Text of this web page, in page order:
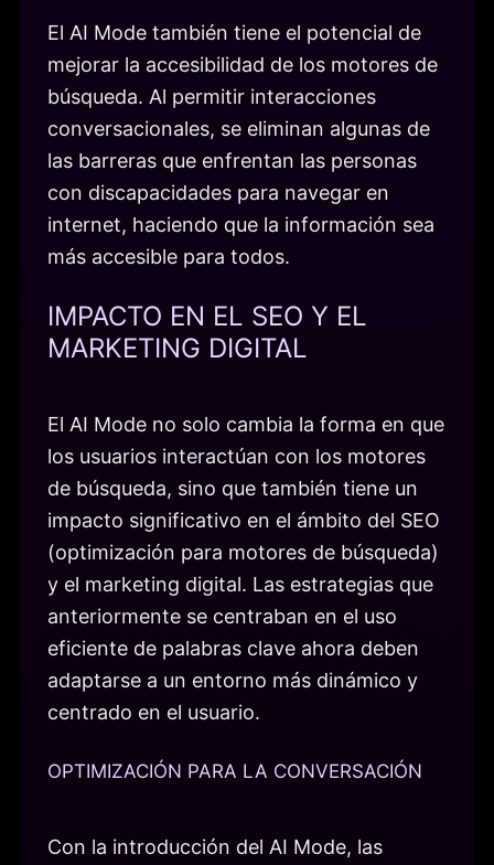
El AI Mode también tiene el potencial de
mejorar la accesibilidad de los motores de
búsqueda. Al permitir interacciones
conversacionales, se eliminan algunas de
las barreras que enfrentan las personas
con discapacidades para navegar en
internet, haciendo que la información sea
más accesible para todos.
IMPACTO EN EL SEO Y EL
MARKETING DIGITAL
El AI Mode no solo cambia la forma en que
los usuarios interactúan con los motores
de búsqueda, sino que también tiene un
impacto significativo en el ámbito del SEO
(optimización para motores de búsqueda)
y el marketing digital. Las estrategias que
anteriormente se centraban en el uso
eficiente de palabras clave ahora deben
adaptarse a un entorno más dinámico y
centrado en el usuario.
OPTIMIZACIÓN PARA LA CONVERSACIÓN
Con la introducción del AI Mode, las